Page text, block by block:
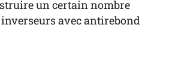
un certain nombre
avec antirebond